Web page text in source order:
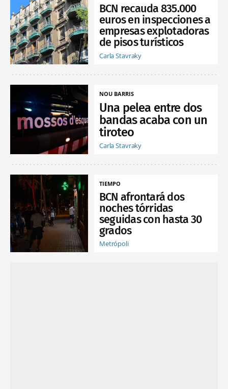
BCN recauda 835.000
euros en inspecciones a
empresas explotadoras
de pisos turísticos
Carla Stavraky
NOU BARRIS
Una pelea entre dos
bandas acaba con un
tiroteo
Carla Stavraky
TIEMPO
BCN afrontará dos
noches tórridas
seguidas con hasta 30
grados
Metrópoli